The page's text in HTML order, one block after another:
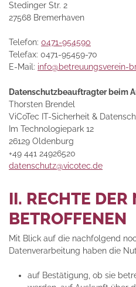
Stedinger Str. 2
27568 Bremerhaven
Telefon: 0471-954590
Telefax: 0471-95459-70
E-Mail: info@betreuungsverein-
Datenschutzbeauftragter beim
Thorsten Brendel
ViCoTec IT-Sicherheit &
Im Technologiepark 12
26129 Oldenburg
+49 441 24926520
datenschutz@vicotec.de
II. RECHTE
BETROFFENEN
Mit Blick auf die nachfolgend
Datenverarbeitung haben die
auf Bestätigung, ob sie